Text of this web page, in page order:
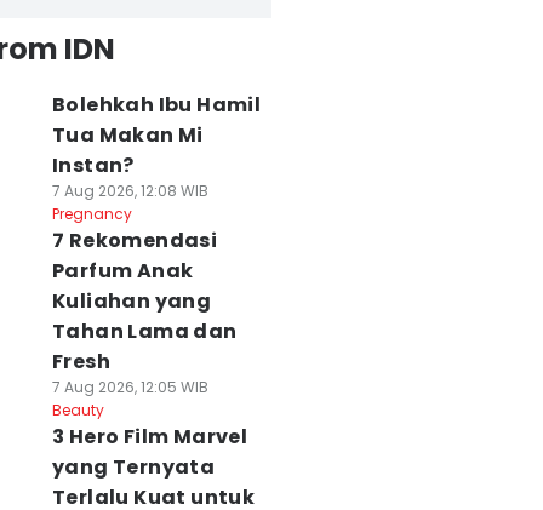
IDN
Bolehkah Ibu Hamil
Tua Makan Mi
Instan?
7 Aug 2026, 12:08 WIB
Pregnancy
7 Rekomendasi
Parfum Anak
Kuliahan yang
Tahan Lama dan
Fresh
7 Aug 2026, 12:05 WIB
Beauty
3 Hero Film Marvel
yang Ternyata
Terlalu Kuat untuk